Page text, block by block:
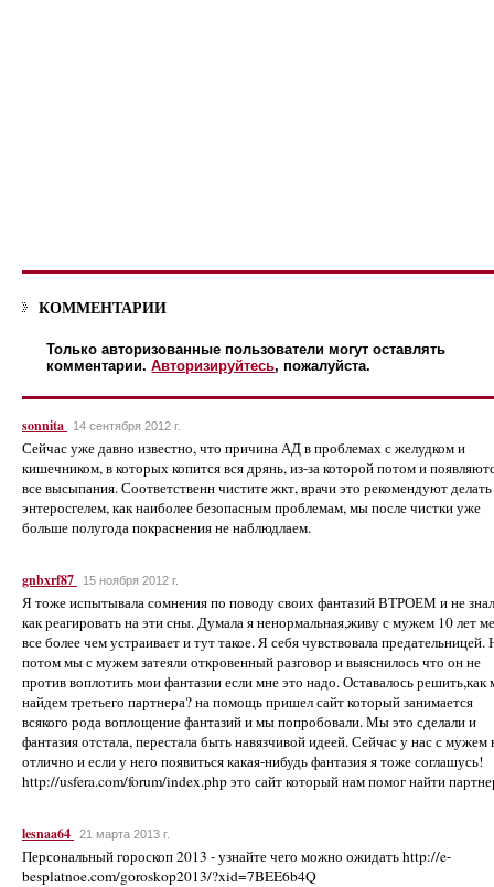
КОММЕНТАРИИ
Только авторизованные пользователи могут оставлять
комментарии.Авторизируйтесь, пожалуйста.
sonnita 14 сентября 2012 г.
Сейчас уже давно известно, что причина АД в проблемах с желудком и
кишечником, в которых копится вся дрянь, из-за которой потом и
все высыпания. Соответственн чистите жкт, врачи это рекомендуют делать
энтеросгелем, как наиболее безопасным проблемам, мы после чистки уже
больше полугода покраснения не наблюдлаем.
gnbxrf87 15 ноября 2012 г.
Я тоже испытывала сомнения по поводу своих фантазий ВТРОЕМ и не
как реагировать на эти сны. Думала я ненормальная,живу с мужем 10 лет
все более чем устраивает и тут такое. Я себя чувствовала предательницей.
потом мы с мужем затеяли откровенный разговор и выяснилось что он не
против воплотить мои фантазии если мне это надо. Оставалось решить,как
найдем третьего партнера? на помощь пришел сайт который занимается
всякого рода воплощение фантазий и мы попробовали. Мы это сделали и
фантазия отстала, перестала быть навязчивой идеей. Сейчас у нас с мужем
отлично и если у него появиться какая-нибудь фантазия я тоже соглашусь!
http://usfera.com/forum/index.php это сайт который нам помог найти
lesnaa64 21 марта 2013 г.
Персональный гороскоп 2013 - узнайте чего можно ожидать http://e-
besplatnoe.com/goroskop2013/?xid=7BEE6b4Q